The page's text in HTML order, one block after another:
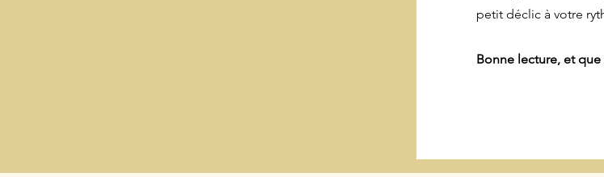
petit déclic à votre
Bonne lecture, et